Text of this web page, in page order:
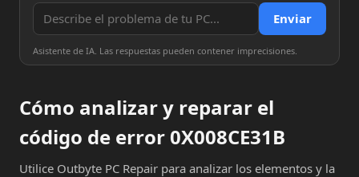
Enviar
Asistente de IA. Las respuestas pueden contener imprecisiones.
Cómo analizar y reparar el
código de error 0X008CE31B
Utilice Outbyte PC Repair para analizar los elementos y la